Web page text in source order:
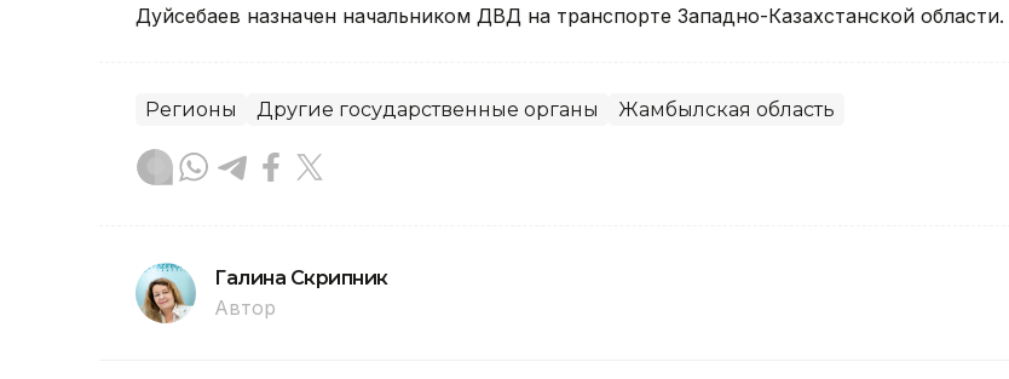
Дуйсебаев назначен начальником ДВД на транспорте Западно-Казахстанской области.
Регионы Другие государственные органы Жамбылская область
Галина Скрипник
Автор